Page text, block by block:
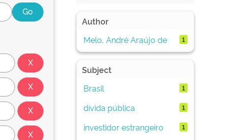
Author
Melo, André Araújo de
1
Subject
Brasil
1
dívida pública 1
investidor estrangeiro 1